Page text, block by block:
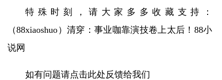
特殊时刻，请大家多多收藏支持：
（88xiaoshuo）清穿：事业咖靠演技卷上太后！88小
说网
如有问题请点击此处反馈给我们